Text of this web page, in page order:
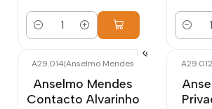
Cantidad Cantidad
A29.014|Anselmo Mendes
Anselmo Mendes
Contacto Alvarinho
A29.012